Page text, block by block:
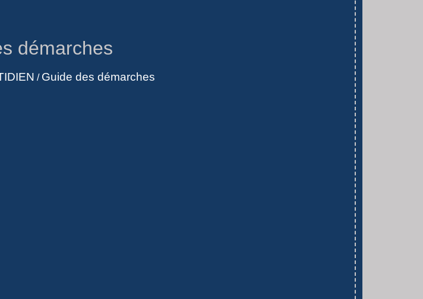
démarches
/ Guide des démarches